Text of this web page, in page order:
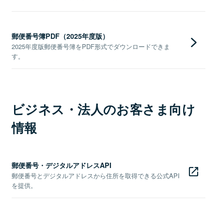
郵便番号簿PDF（2025年度版）
2025年度版郵便番号簿をPDF形式でダウンロードできま
す。
ビジネス・法人のお客さま向け
情報
郵便番号・デジタルアドレスAPI
郵便番号とデジタルアドレスから住所を取得できる公式API
を提供。